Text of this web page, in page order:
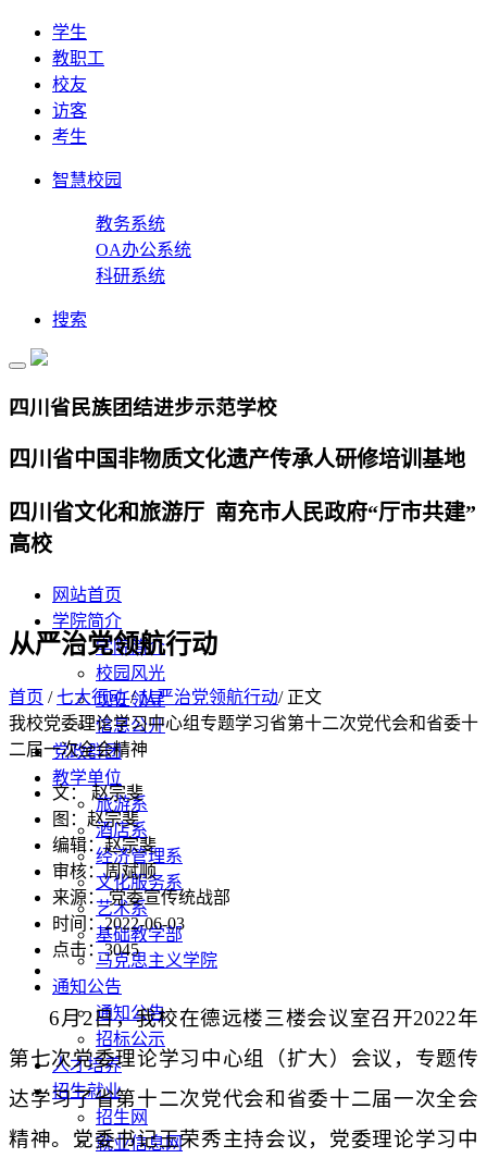
学生
教职工
校友
访客
考生
智慧校园
教务系统
OA办公系统
科研系统
搜索
四川省民族团结进步示范学校
四川省中国非物质文化遗产传承人研修培训基地
四川省文化和旅游厅 南充市人民政府“厅市共建”
高校
网站首页
学院简介
学院简介
校园风光
现任领导
信息公开
党政群团
教学单位
旅游系
酒店系
经济管理系
文化服务系
艺术系
基础教学部
马克思主义学院
通知公告
通知公告
招标公示
人才培养
招生就业
招生网
就业信息网
从严治党领航行动
首页 /七大行动/从严治党领航行动/ 正文
我校党委理论学习中心组专题学习省第十二次党代会和省委十
二届一次全会精神
文： 赵宗斐
图：赵宗斐
编辑：赵宗斐
审核：周斌顺
来源： 党委宣传统战部
时间：2022-06-03
点击：3045
6月2日，我校在德远楼三楼会议室召开2022年
第七次党委理论学习中心组（扩大）会议，专题传
达学习了省第十二次党代会和省委十二届一次全会
精神。党委书记王荣秀主持会议，党委理论学习中